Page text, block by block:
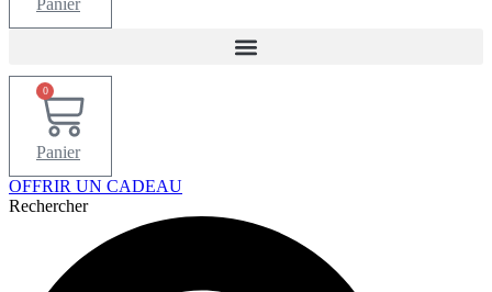
Panier
0
Panier
OFFRIR UN CADEAU
Rechercher